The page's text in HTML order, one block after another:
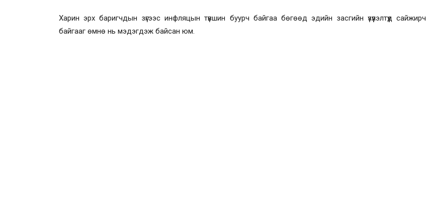
Харин эрх баригчдын зүгээс инфляцын түвшин буурч байгаа бөгөөд эдийн засгийн үзүүлэлтүүд сайжирч
байгааг өмнө нь мэдэгдэж байсан юм.